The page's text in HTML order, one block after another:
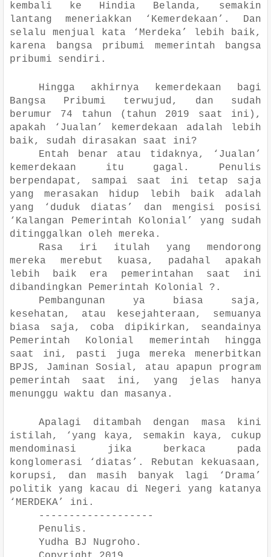
kembali ke Hindia Belanda, semakin
lantang meneriakkan ‘Kemerdekaan’. Dan
selalu menjual kata ‘Merdeka’ lebih baik,
karena bangsa pribumi memerintah bangsa
pribumi sendiri.
Hingga akhirnya kemerdekaan bagi
Bangsa Pribumi terwujud, dan sudah
berumur 74 tahun (tahun 2019 saat ini),
apakah ‘Jualan’ kemerdekaan adalah lebih
baik, sudah dirasakan saat ini?
Entah benar atau tidaknya, ‘Jualan’
kemerdekaan itu gagal. Penulis
berpendapat, sampai saat ini tetap saja
yang merasakan hidup lebih baik adalah
yang ‘duduk diatas’ dan mengisi posisi
‘Kalangan Pemerintah Kolonial’ yang sudah
ditinggalkan oleh mereka.
Rasa iri itulah yang mendorong
mereka merebut kuasa, padahal apakah
lebih baik era pemerintahan saat ini
dibandingkan Pemerintah Kolonial ?.
Pembangunan ya biasa saja,
kesehatan, atau kesejahteraan, semuanya
biasa saja, coba dipikirkan, seandainya
Pemerintah Kolonial memerintah hingga
saat ini, pasti juga mereka menerbitkan
BPJS, Jaminan Sosial, atau apapun program
pemerintah saat ini, yang jelas hanya
menunggu waktu dan masanya.
Apalagi ditambah dengan masa kini
istilah, ‘yang kaya, semakin kaya, cukup
mendominasi jika berkaca pada
konglomerasi ‘diatas’. Rebutan kekuasaan,
korupsi, dan masih banyak lagi ‘Drama’
politik yang kacau di Negeri yang katanya
‘MERDEKA’ ini.
-------------------
Penulis.
Yudha BJ Nugroho.